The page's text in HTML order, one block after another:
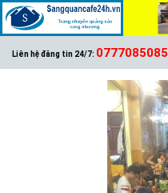
Liên hệ đăng tin 24/7: 0777085085